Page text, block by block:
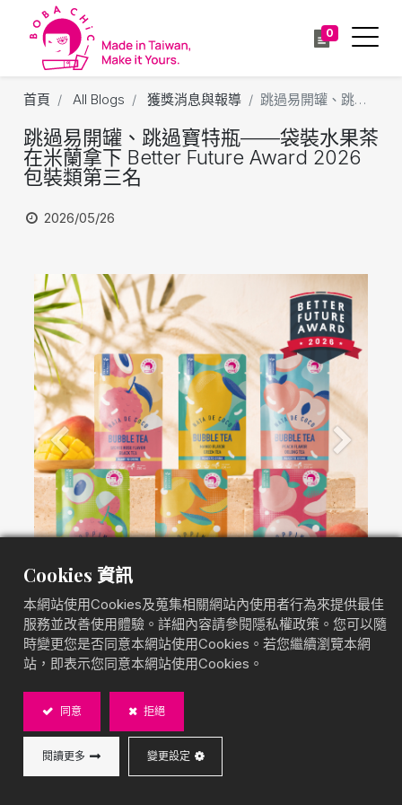
0
首頁 All Blogs 獲獎消息與報導 跳過易開罐、跳過寶特瓶——袋裝水果茶在米蘭拿下 Better Future Award 2026 包裝類第三名
跳過易開罐、跳過寶特瓶——袋裝水果茶
在米蘭拿下 Better Future Award 2026
包裝類第三名
2026/05/26
Previous Next
剛從米蘭回來，帶了一個好消息。
BOBA CHiC的Fruit Tea Pouch Drink
椰果水果茶 RTD 袋裝全系列，在 TuttoFood 2026
Cookies 資訊
本網站使用Cookies及蒐集相關網站內使用者行為來提供最佳
服務並改善使用體驗。詳細內容請參閱隱私權政策。您可以隨
時變更您是否同意本網站使用Cookies。若您繼續瀏覽本網
站，即表示您同意本網站使用Cookies。
同意 拒絕
閱讀更多 變更設定